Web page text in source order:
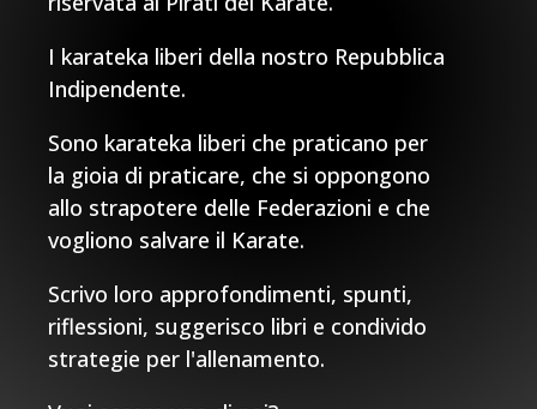
I karateka liberi della nostro Repubblica
Indipendente.
Sono karateka liberi che praticano per
la gioia di praticare, che si oppongono
allo strapotere delle Federazioni e che
vogliono salvare il Karate.
Scrivo loro approfondimenti, spunti,
riflessioni, suggerisco libri e condivido
strategie per l'allenamento.